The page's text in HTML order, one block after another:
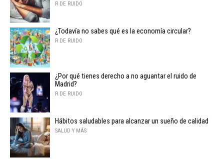
R DE RUIDO
¿Todavía no sabes qué es la economía circular?
R DE RUIDO
¿Por qué tienes derecho a no aguantar el ruido de
Madrid?
R DE RUIDO
Hábitos saludables para alcanzar un sueño de calidad
SALUD Y MÁS